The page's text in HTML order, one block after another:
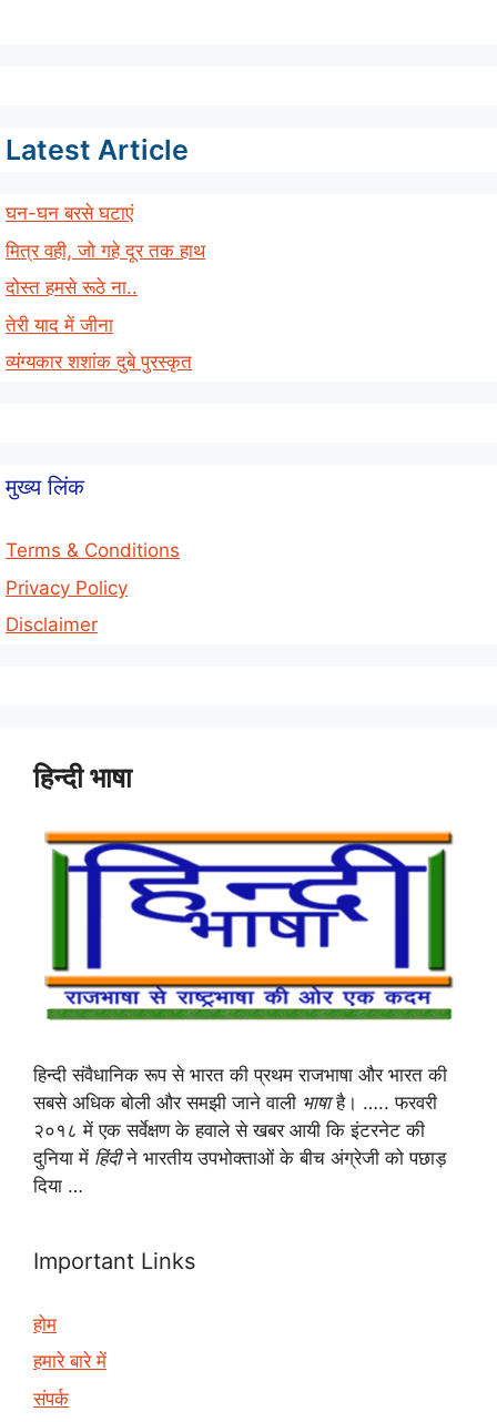
Latest Article
घन-घन बरसे घटाएं
मित्र वही, जो गहे दूर तक हाथ
दोस्त हमसे रूठे ना..
तेरी याद में जीना
व्यंग्यकार शशांक दुबे पुरस्कृत
मुख्य लिंक
Terms & Conditions
Privacy Policy
Disclaimer
हिन्दी भाषा
हिन्दी संवैधानिक रूप से भारत की प्रथम राजभाषा और भारत की
सबसे अधिक बोली और समझी जाने वाली भाषाहै। ….. फरवरी
२०१८ में एक सर्वेक्षण के हवाले से खबर आयी कि इंटरनेट की
दुनिया में हिंदीने भारतीय उपभोक्ताओं के बीच अंग्रेजी को पछाड़
दिया …
Important Links
होम
हमारे बारे में
संपर्क